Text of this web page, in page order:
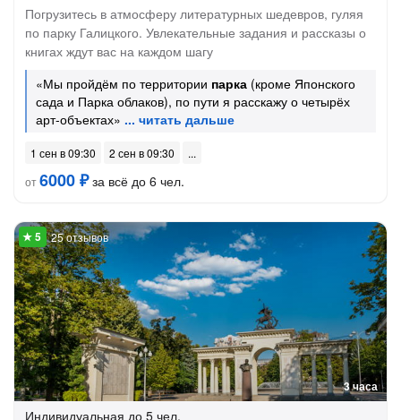
Погрузитесь в атмосферу литературных шедевров, гуляя
по парку Галицкого. Увлекательные задания и рассказы о
книгах ждут вас на каждом шагу
«Мы пройдём по территории парка (кроме Японского
сада и Парка облаков), по пути я расскажу о четырёх
арт-объектах»
1 сен в 09:30
2 сен в 09:30
от6000 ₽за всё до 6 чел.
3 часа
25 отзывов
Индивидуальная до 5 чел.